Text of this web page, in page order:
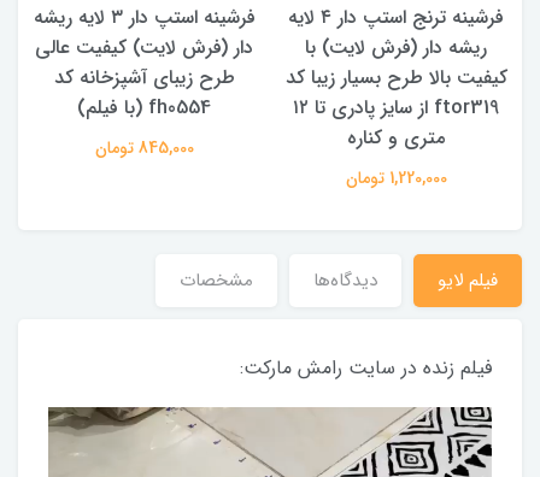
فرشینه ترنج استپ دار ۴ لایه
ریشه دار (فرش لایت) با
کیفیت بالا طرح بسیار زیبا کد
ftor319 از سایز پادری تا ۱۲
متری و کناره
1,220,000 تومان
فرشینه استپ دار ۳ لایه ریشه
دار (فرش لایت) کیفیت عالی
طرح زیبای آشپزخانه کد
fh0554 (با فیلم)
845,000 تومان
فیلم لایو دیدگاه‌ها مشخصات
فیلم زنده در سایت رامش مارکت: